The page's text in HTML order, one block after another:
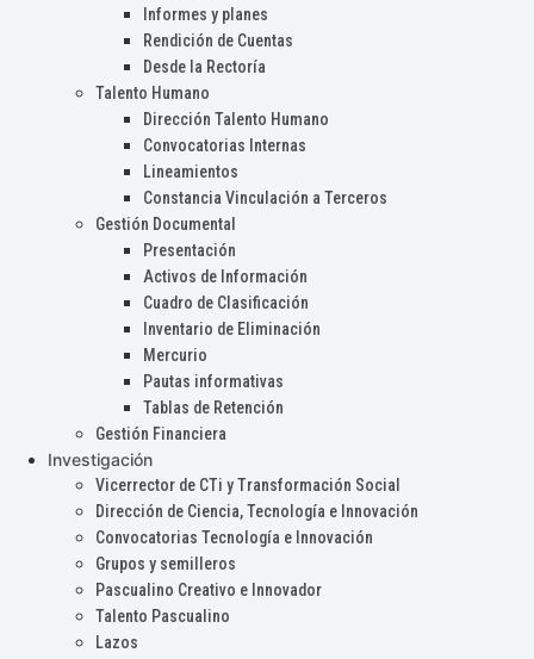
Informes y planes
Rendición de Cuentas
Desde la Rectoría
Talento Humano
Dirección Talento Humano
Convocatorias Internas
Lineamientos
Constancia Vinculación a Terceros
Gestión Documental
Presentación
Activos de Información
Cuadro de Clasificación
Inventario de Eliminación
Mercurio
Pautas informativas
Tablas de Retención
Gestión Financiera
Investigación
Vicerrector de CTi y Transformación Social
Dirección de Ciencia, Tecnología e Innovación
Convocatorias Tecnología e Innovación
Grupos y semilleros
Pascualino Creativo e Innovador
Talento Pascualino
Lazos